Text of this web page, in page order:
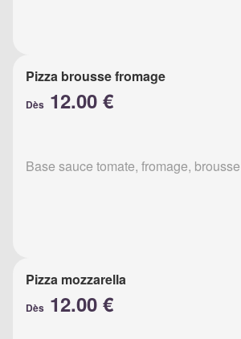
Pizza brousse fromage
Dès 12.00 €
Base sauce tomate, fromage, brousse
Pizza mozzarella
Dès 12.00 €